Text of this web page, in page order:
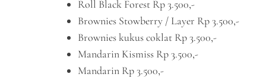
Roll Black Forest Rp 3.500,-
Brownies Stowberry / Layer Rp 3.500,-
Brownies kukus coklat Rp 3.500,-
Mandarin Kismiss Rp 3.500,-
Mandarin Rp 3.500,-